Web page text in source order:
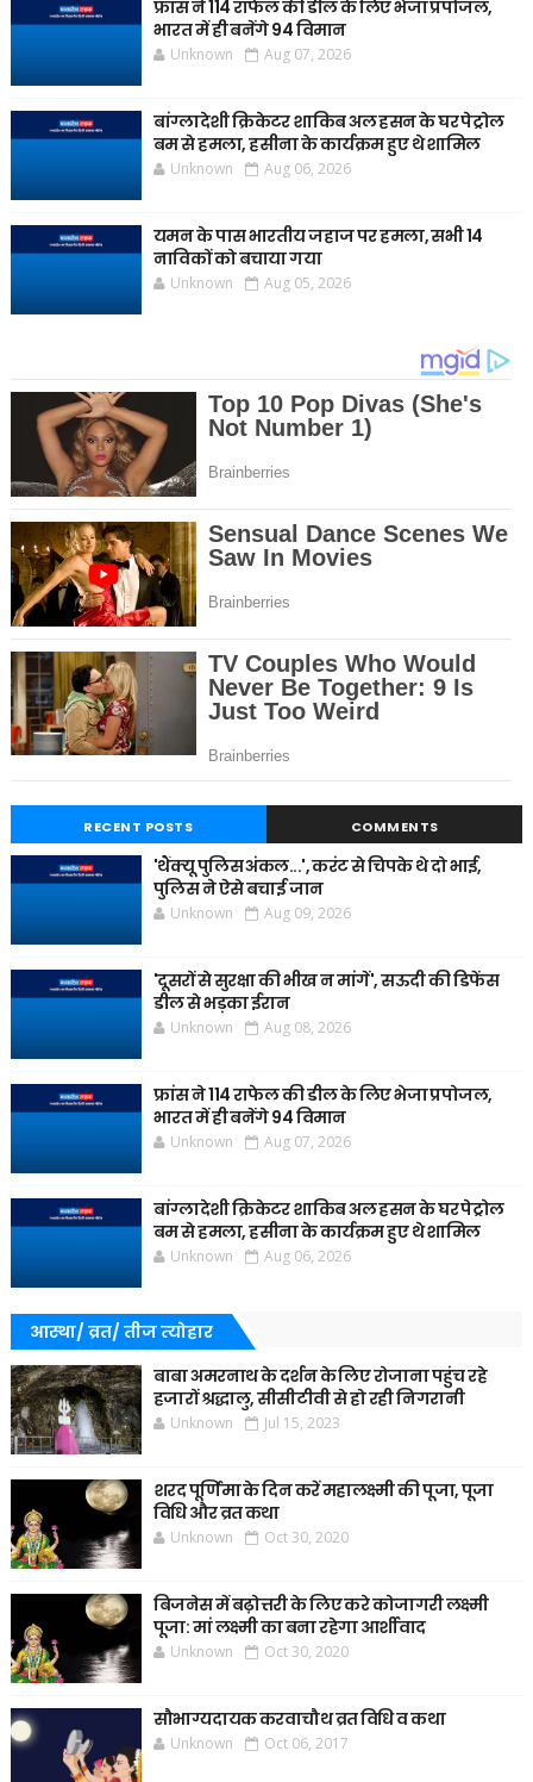
फ्रांस ने 114 राफेल की डील के लिए भेजा प्रपोजल,
भारत में ही बनेंगे 94 विमान
Unknown Aug 07, 2026
बांग्लादेशी क्रिकेटर शाकिब अल हसन के घर पेट्रोल
बम से हमला, हसीना के कार्यक्रम हुए थे शामिल
Unknown Aug 06, 2026
यमन के पास भारतीय जहाज पर हमला, सभी 14
नाविकों को बचाया गया
Unknown Aug 05, 2026
RECENT POSTS COMMENTS
'थैंक्यू पुलिस अंकल...', करंट से चिपके थे दो भाई,
पुलिस ने ऐसे बचाई जान
Unknown Aug 09, 2026
'दूसरों से सुरक्षा की भीख न मांगें', सऊदी की डिफेंस
डील से भड़का ईरान
Unknown Aug 08, 2026
फ्रांस ने 114 राफेल की डील के लिए भेजा प्रपोजल,
भारत में ही बनेंगे 94 विमान
Unknown Aug 07, 2026
बांग्लादेशी क्रिकेटर शाकिब अल हसन के घर पेट्रोल
बम से हमला, हसीना के कार्यक्रम हुए थे शामिल
Unknown Aug 06, 2026
आस्था/ व्रत/ तीज त्‍योहार
बाबा अमरनाथ के दर्शन के लिए रोजाना पहुंच रहे
हजारों श्रद्धालु, सीसीटीवी से हो रही निगरानी
Unknown Jul 15, 2023
शरद पूर्णिमा के दिन करें महालक्ष्मी की पूजा, पूजा
विधि और व्रत कथा
Unknown Oct 30, 2020
बिजनेस में बढ़ोत्तरी के लिए करे कोजागरी लक्ष्मी
पूजा: मां लक्ष्मी का बना रहेगा आर्शीवाद
Unknown Oct 30, 2020
सौभाग्यदायक करवाचौथ व्रत विधि व कथा
Unknown Oct 06, 2017